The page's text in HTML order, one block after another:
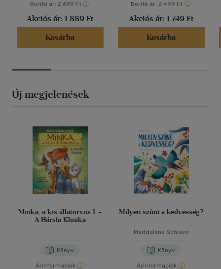
Borító ár: 2 699 Ft
Akciós ár: 1 889 Ft
Kosárba
Borító ár: 2 499 Ft
Akciós ár: 1 749 Ft
Kosárba
Új megjelenések
Minka, a kis állatorvos 1. -
A Hársfa Klinika
Könyv
Árinformációk
Milyen színű a kedvesség?
Maddalena Schiavo
Könyv
Árinformációk